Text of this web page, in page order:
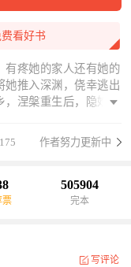
看好书
有疼她的家人还有她的
她推入深渊，侥幸逃出
涅槃重生后，隐姓埋
她在乎的朋友也不能
可真相却再次把她，
作者努力更新中
票
505904
完本
写评论